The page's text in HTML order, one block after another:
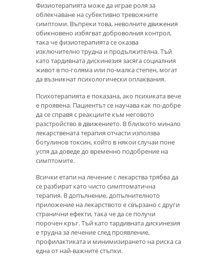
Физиотерапията може да играе роля за
облекчаване на субективно тревожните
симптоми. Въпреки това, неволните движения
обикновено избягват доброволния контрол,
така че физиотерапията се оказва
изключително трудна и продължителна. Тъй
като тардивната дискинезия засяга социалния
живот в по-голяма или по-малка степен, могат
да възникнат психологически оплаквания.
Психотерапията е показана, ако психиката вече
е проявена. Пациентът се научава как по-добре
да се справя с реакциите към неговото
разстройство в движението. В близкото минало
лекарствената терапия отчасти използва
ботулинов токсин, който в някои случаи поне
успя да доведе до временно подобрение на
симптомите.
Всички етапи на лечение с лекарства трябва да
се разбират като чисто симптоматична
терапия. В допълнение, допълнителното
приложение на лекарството е свързано с други
странични ефекти, така че да се получи
порочен кръг. Тъй като тардивната дискинезия
е трудна за лечение след проявление,
профилактиката и минимизирането на риска са
една от най-важните стъпки.